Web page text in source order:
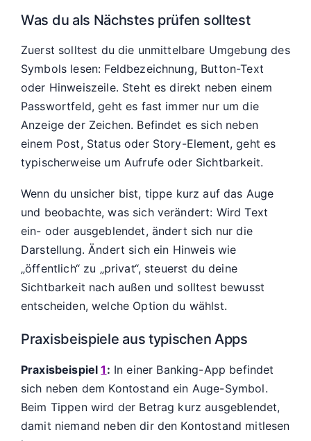
Was du als Nächstes prüfen solltest
Zuerst solltest du die unmittelbare Umgebung des
Symbols lesen: Feldbezeichnung, Button-Text
oder Hinweiszeile. Steht es direkt neben einem
Passwortfeld, geht es fast immer nur um die
Anzeige der Zeichen. Befindet es sich neben
einem Post, Status oder Story-Element, geht es
typischerweise um Aufrufe oder Sichtbarkeit.
Wenn du unsicher bist, tippe kurz auf das Auge
und beobachte, was sich verändert: Wird Text
ein- oder ausgeblendet, ändert sich nur die
Darstellung. Ändert sich ein Hinweis wie
„öffentlich“ zu „privat“, steuerst du deine
Sichtbarkeit nach außen und solltest bewusst
entscheiden, welche Option du wählst.
Praxisbeispiele aus typischen Apps
Praxisbeispiel1 : In einer Banking-App befindet
sich neben dem Kontostand ein Auge-Symbol.
Beim Tippen wird der Betrag kurz ausgeblendet,
damit niemand neben dir den Kontostand mitlesen